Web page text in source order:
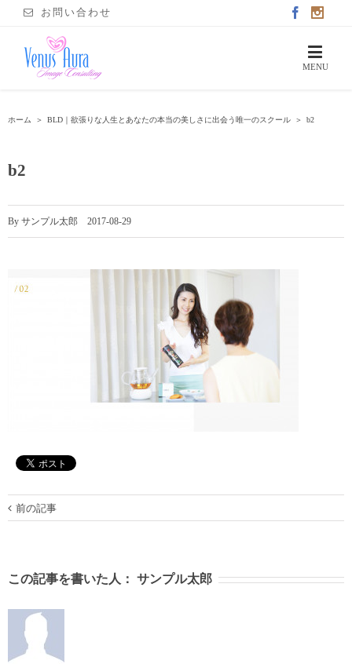
お問い合わせ
ホーム ＞ BLD｜欲張りな人生とあなたの本当の美しさに出会う唯一のスクール ＞ b2
b2
By サンプル太郎 2017-08-29
前の記事
この記事を書いた人： サンプル太郎